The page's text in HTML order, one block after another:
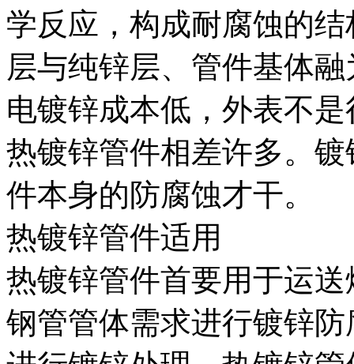
学反应，构成耐腐蚀的
层与纯锌层、管件基体
电镀锌成本低，外表不
热镀锌管件相差许多。
件本身的防腐蚀才干。
热镀锌管件适用
热镀锌管件首要用于运
钢管管体需求进行镀锌